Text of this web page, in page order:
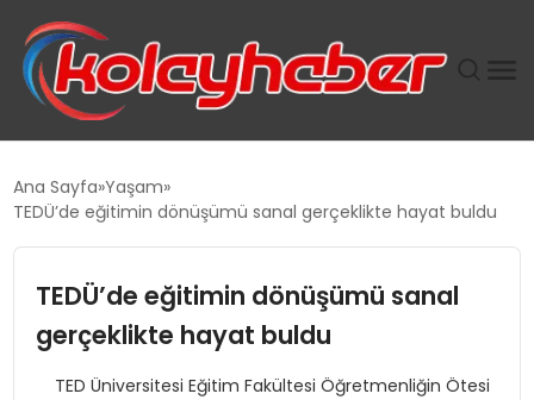
TANYER YAPI ZEMIN MÜHENDISLIĞINDE HEDEF
BÜYÜTTÜ
Ana Sayfa Yaşam
TEDÜ’de eğitimin dönüşümü sanal gerçeklikte hayat buldu
TEDÜ’de eğitimin dönüşümü sanal
gerçeklikte hayat buldu
TED Üniversitesi Eğitim Fakültesi Öğretmenliğin Ötesi